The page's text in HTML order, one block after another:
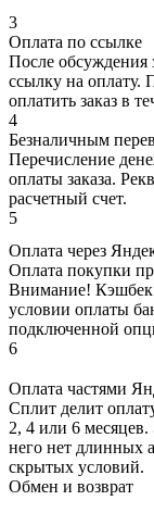
3
Оплата по ссылке
После обсуждения
ссылку на оплату.
оплатить заказ в
4
Безналичным
Перечисление
оплаты заказа.
расчетный счет.
5
Оплата через
Оплата покупки
Внимание! Кэшбек
условии оплаты
подключенной
6
Оплата частями
Сплит делит
2, 4 или 6
него нет длинных
скрытых условий.
Обмен и возврат